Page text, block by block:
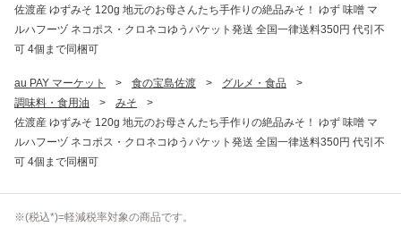
佐渡産 ゆずみそ 120g 地元のお母さんたち手作りの絶品みそ！ ゆず 味噌 マ
ルハフーヅ ネコポス・クロネコゆうパケット発送 全国一律送料350円 代引不
可 4個まで同梱可
au PAY マーケット > 食の宝島佐渡 > グルメ・食品
>
調味料・食用油
> みそ
>
佐渡産 ゆずみそ 120g 地元のお母さんたち手作りの絶品みそ！ ゆず 味噌 マ
ルハフーヅ ネコポス・クロネコゆうパケット発送 全国一律送料350円 代引不
可 4個まで同梱可
※(税込*)=軽減税率対象の商品です。